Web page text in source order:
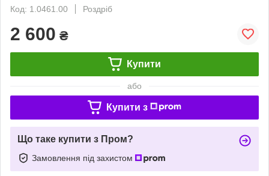
Код: 1.0461.00
Роздріб
2 600 ₴
Купити
або
Купити з
Що таке купити з Пром?
Замовлення під захистом